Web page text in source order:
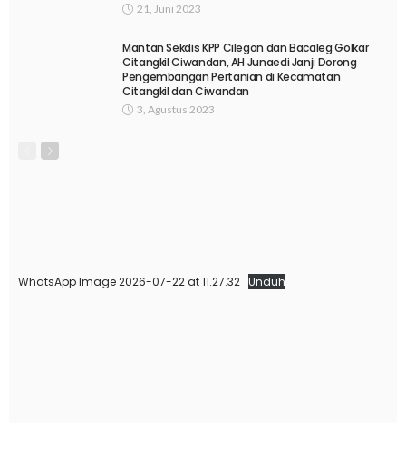
21, Juni 2023
Mantan Sekdis KPP Cilegon dan Bacaleg Golkar
Citangkil Ciwandan, AH Junaedi Janji Dorong
Pengembangan Pertanian di Kecamatan
Citangkil dan Ciwandan
3, Agustus 2023
WhatsApp Image 2026-07-22 at 11.27.32 Unduh